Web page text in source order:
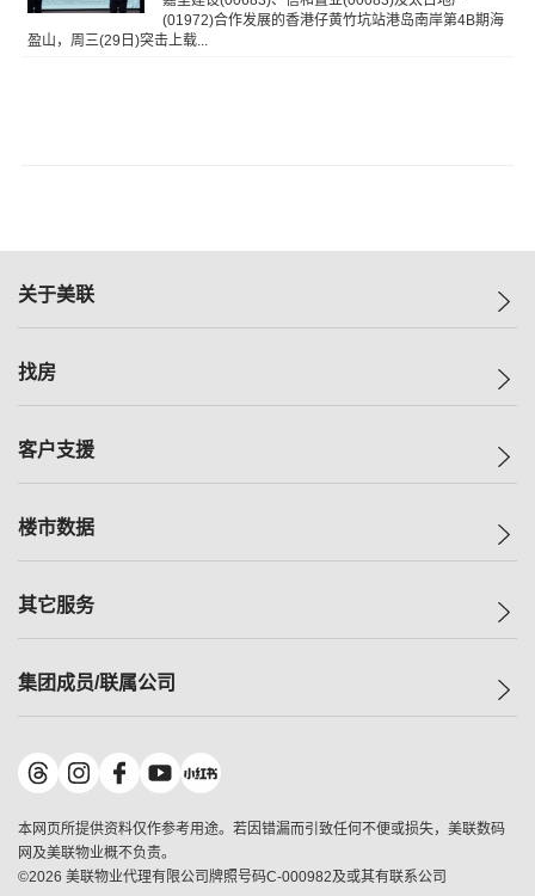
(01972)合作发展的香港仔黄竹坑站港岛南岸第4B期海
盈山，周三(29日)突击上载...
关于美联
美联集团
人才招募
找房
一手新房
减价
美联豪宅
独家楼盘
租房
客户支援
自助放盘
查询热线
按揭计算机
负担能力计算机
转按计算机
缴款方式
楼市数据
指数
历史成交
小区成交排行榜
地区百科
其它服务
小区专页
美联精英会
美善会
地产经纪人管理协会
集团成员/联属公司
美联物业
鋑联控股*
美联工商铺*
美联中国
美联澳门
本网页所提供资料仅作参考用途。若因错漏而引致任何不便或损失，美联数码
网及美联物业概不负责。
©2026 美联物业代理有限公司牌照号码C-000982及或其有联系公司